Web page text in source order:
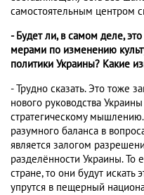
самостоятельным центром
- Будет ли, в самом деле,
мерами по изменению
политики Украины? Какие
- Трудно сказать. Это тоже
нового руководства
стратегическому
разумного баланса в
является залогом
разделённости Украины. То
стране, то они будут искать
упрутся в пещерный